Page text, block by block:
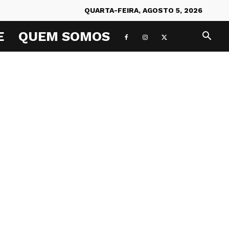
QUARTA-FEIRA, AGOSTO 5, 2026
QUEM SOMOS